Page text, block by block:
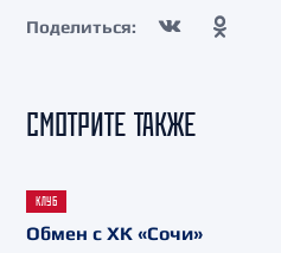
Поделиться:
СМОТРИТЕ ТАКЖЕ
КЛУБ
Обмен с ХК «Сочи»